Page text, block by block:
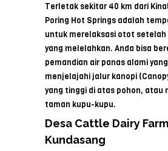
Terletak sekitar 40 km dari
Poring Hot Springs adalah
untuk merelaksasi otot setelah
yang melelahkan. Anda bisa
pemandian air panas alami
menjelajahi jalur kanopi
yang tinggi di atas pohon, atau
taman kupu-kupu.
Desa Cattle Dairy
Kundasang